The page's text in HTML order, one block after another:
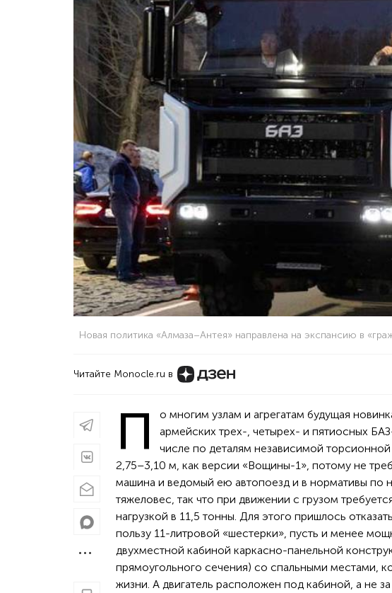
Новая политика «Алмаза–Антея» направлена на экспансию в
Читайте Monocle.ru в
П
о многим узлам и агрегатам будущая
армейских трех-, четырех- и пятиосных
числе по деталям независимой
2,75–3,10 м, как версии «Вощины-1», потому не
машина и ведомый ею автопоезд и в нормативы по
тяжеловес, так что при движении с грузом
нагрузкой в 11,5 тонны. Для этого пришлось
пользу 11-литровой «шестерки», пусть и менее
двухместной кабиной каркасно-панельной
прямоугольного сечения) со спальными местами,
жизни. А двигатель расположен под кабиной, а не